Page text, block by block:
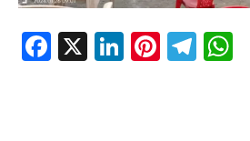
Facebook
X LinkedIn